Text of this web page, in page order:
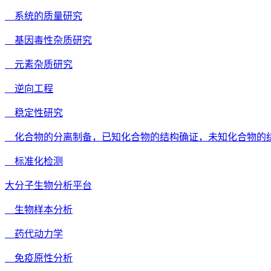
系统的质量研究
基因毒性杂质研究
元素杂质研究
逆向工程
稳定性研究
化合物的分离制备，已知化合物的结构确证，未知化合物的
标准化检测
大分子生物分析平台
生物样本分析
药代动力学
免疫原性分析